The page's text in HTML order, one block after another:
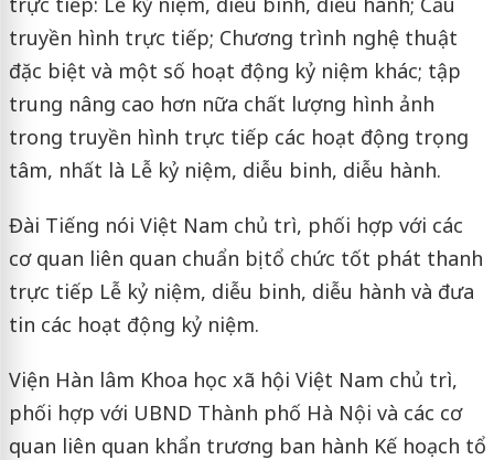
truyền hình trực tiếp; Chương trình nghệ thuật
đặc biệt và một số hoạt động kỷ niệm khác; tập
trung nâng cao hơn nữa chất lượng hình ảnh
trong truyền hình trực tiếp các hoạt động trọng
tâm, nhất là Lễ kỷ niệm, diễu binh, diễu hành.
Đài Tiếng nói Việt Nam chủ trì, phối hợp với các
cơ quan liên quan chuẩn bị tổ chức tốt phát thanh
trực tiếp Lễ kỷ niệm, diễu binh, diễu hành và đưa
tin các hoạt động kỷ niệm.
Viện Hàn lâm Khoa học xã hội Việt Nam chủ trì,
phối hợp với UBND Thành phố Hà Nội và các cơ
quan liên quan khẩn trương ban hành Kế hoạch tổ